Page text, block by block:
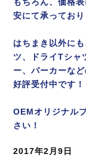
もちろん、価格
安にて承ってお
はちまき以外に
ツ、ドライTシャ
ー、パーカーな
好評受付中です！
OEMオリジナル
さい！
投
2017年2月9日